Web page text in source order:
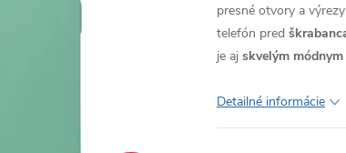
presné otvory a
telefón pred
je aj skvelým
Detailné informácie